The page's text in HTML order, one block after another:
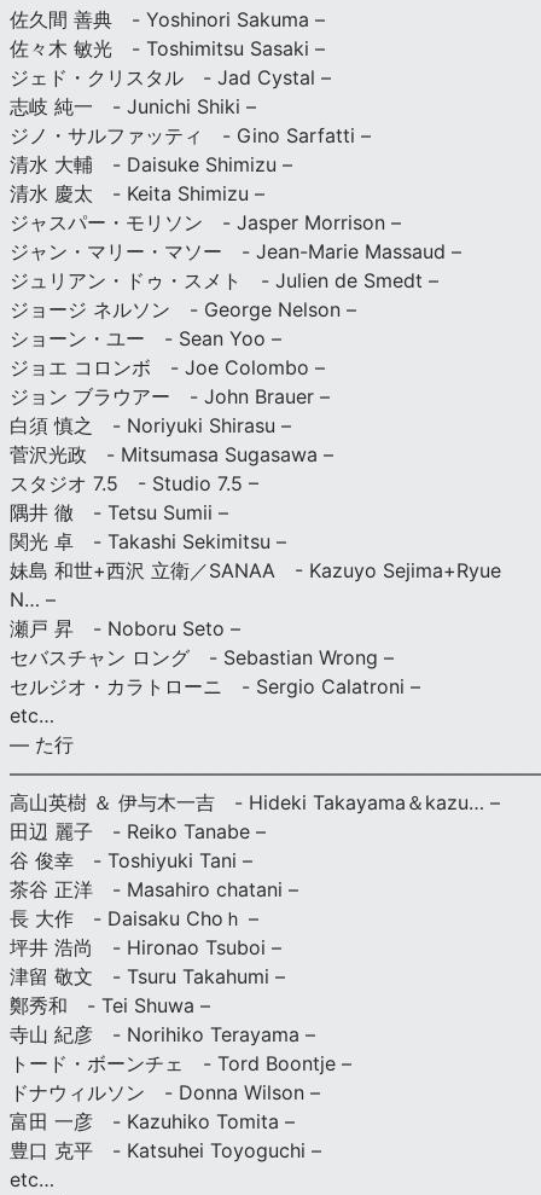
佐久間 善典 - Yoshinori Sakuma –
佐々木 敏光 - Toshimitsu Sasaki –
ジェド・クリスタル - Jad Cystal –
志岐 純一 - Junichi Shiki –
ジノ・サルファッティ - Gino Sarfatti –
清水 大輔 - Daisuke Shimizu –
清水 慶太 - Keita Shimizu –
ジャスパー・モリソン - Jasper Morrison –
ジャン・マリー・マソー - Jean-Marie Massaud –
ジュリアン・ドゥ・スメト - Julien de Smedt –
ジョージ ネルソン - George Nelson –
ショーン・ユー - Sean Yoo –
ジョエ コロンボ - Joe Colombo –
ジョン ブラウアー - John Brauer –
白須 慎之 - Noriyuki Shirasu –
菅沢光政 - Mitsumasa Sugasawa –
スタジオ 7.5 - Studio 7.5 –
隅井 徹 - Tetsu Sumii –
関光 卓 - Takashi Sekimitsu –
妹島 和世+西沢 立衛／SANAA - Kazuyo Sejima+Ryue
N… –
瀬戸 昇 - Noboru Seto –
セバスチャン ロング - Sebastian Wrong –
セルジオ・カラトローニ - Sergio Calatroni –
etc…
— た行
高山英樹 ＆ 伊与木一吉 - Hideki Takayama＆kazu… –
田辺 麗子 - Reiko Tanabe –
谷 俊幸 - Toshiyuki Tani –
茶谷 正洋 - Masahiro chatani –
長 大作 - Daisaku Choｈ –
坪井 浩尚 - Hironao Tsuboi –
津留 敬文 - Tsuru Takahumi –
鄭秀和 - Tei Shuwa –
寺山 紀彦 - Norihiko Terayama –
トード・ボーンチェ - Tord Boontje –
ドナウィルソン - Donna Wilson –
富田 一彦 - Kazuhiko Tomita –
豊口 克平 - Katsuhei Toyoguchi –
etc…